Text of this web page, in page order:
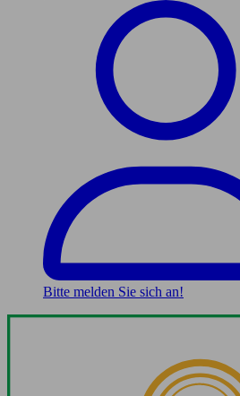
Bitte melden Sie sich an!